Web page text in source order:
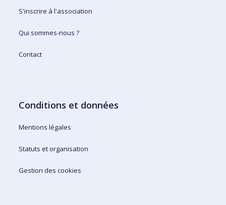
S'inscrire à l'association
Qui sommes-nous ?
Contact
Conditions et données
Mentions légales
Statuts et organisation
Gestion des cookies